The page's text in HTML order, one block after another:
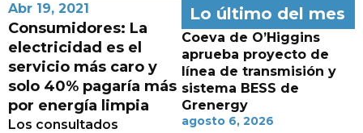
Abr 19, 2021
Consumidores: La
electricidad es el
servicio más caro y
solo 40% pagaría más
por energía limpia
Los consultados
Lo último del mes
Coeva de O’Higgins
aprueba proyecto de
línea de transmisión y
sistema BESS de
Grenergy
agosto 6, 2026